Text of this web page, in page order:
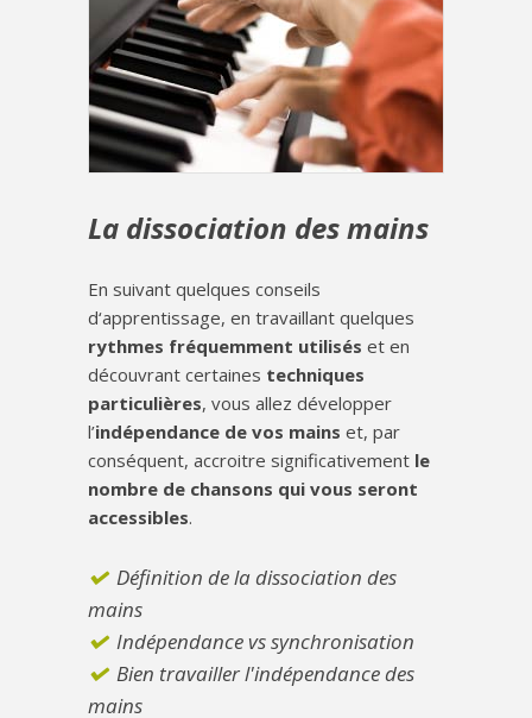
La dissociation des mains
En suivant quelques conseils
d‘apprentissage, en travaillant quelques
rythmes fréquemment utilisés et en
découvrant certaines techniques
particulières, vous allez développer
l’indépendance de vos mains et, par
conséquent, accroitre significativement le
nombre de chansons qui vous seront
accessibles.
Définition de la dissociation des
mains
Indépendance vs synchronisation
Bien travailler l'indépendance des
mains